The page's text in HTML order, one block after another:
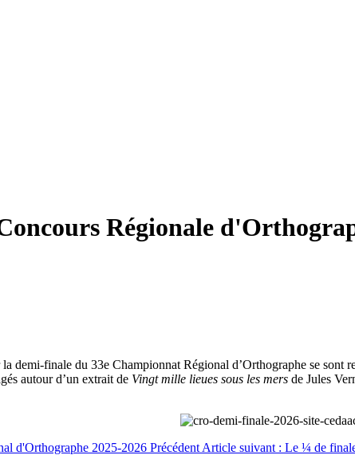
Régionale
demi-finale du 33e Championnat Régional d’Orthographe se sont
autour d’un extrait de Vingt mille lieues sous les mers de Jules
d'Orthographe 2025-2026 Précédent Article suivant : Le ¼ de